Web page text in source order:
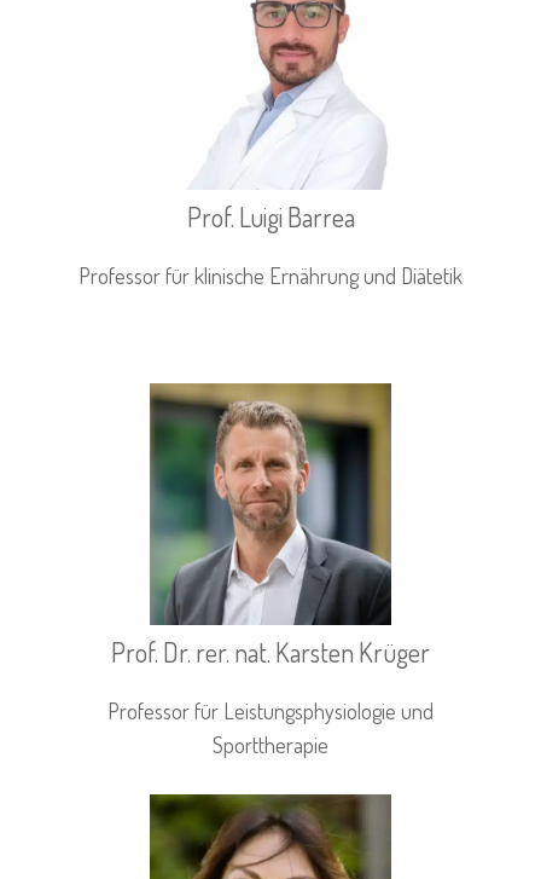
Prof. Luigi Barrea
Professor für klinische Ernährung und Diätetik
Prof. Dr. rer. nat. Karsten Krüger
Professor für Leistungsphysiologie und
Sporttherapie